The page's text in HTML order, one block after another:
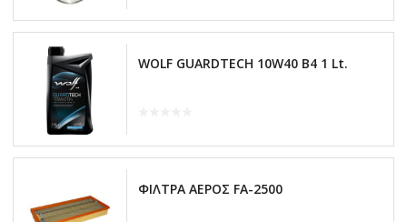
WOLF GUARDTECH 10W40 B4 1 Lt.
ΦΙΛΤΡΑ ΑΕΡΟΣ FA-2500